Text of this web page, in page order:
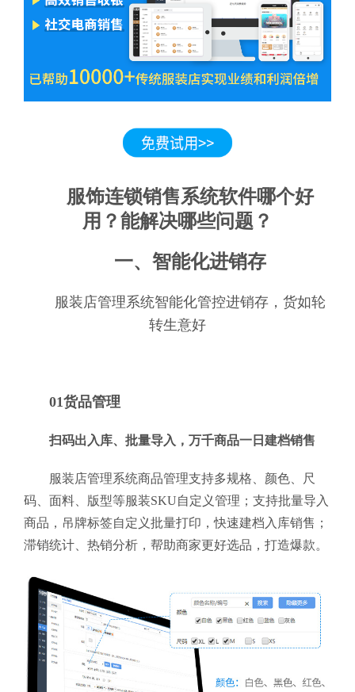
服饰连锁销售系统软件哪个好
用？能解决哪些问题？
一、智能化进销存
服装店管理系统智能化管控进销存，货如轮
转生意好
01货品管理
扫码出入库、批量导入，万千商品一日建档销售
服装店管理系统商品管理支持多规格、颜色、尺
码、面料、版型等服装SKU自定义管理；支持批量导入
商品，吊牌标签自定义批量打印，快速建档入库销售；
滞销统计、热销分析，帮助商家更好选品，打造爆款。